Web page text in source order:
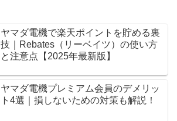
ヤマダ電機で楽天ポイントを貯める裏
技｜Rebates（リーベイツ）の使い方
と注意点【2025年最新版】
ヤマダ電機プレミアム会員のデメリッ
ト4選｜損しないための対策も解説！